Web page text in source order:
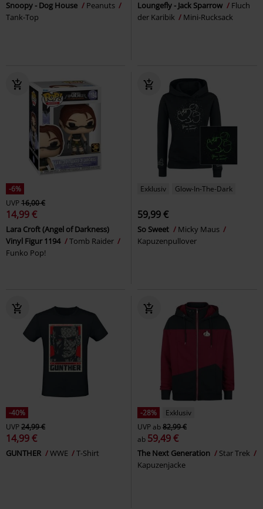
Snoopy - Dog House
Peanuts
Tank-Top
Loungefly - Jack Sparrow
Fluch
der Karibik
Mini-Rucksack
-6%
UVP16,00 €
14,99 €
Lara Croft (Angel of Darkness)
Vinyl Figur 1194
Tomb Raider
Funko Pop!
Exklusiv Glow-In-The-Dark
59,99 €
So Sweet
Micky Maus
Kapuzenpullover
-40%
UVP24,99 €
14,99 €
GUNTHER WWE T-Shirt
-28%
Exklusiv
UVPab82,99 €
ab 59,49 €
The Next Generation
Star Trek
Kapuzenjacke